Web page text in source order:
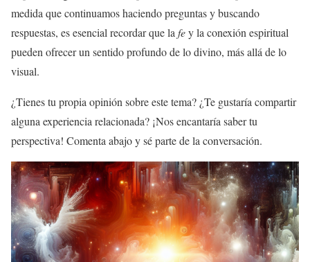
medida que continuamos haciendo preguntas y buscando
respuestas, es esencial recordar que lafey la conexión espiritual
pueden ofrecer un sentido profundo de lo divino, más allá de lo
visual.
¿Tienes tu propia opinión sobre este tema? ¿Te gustaría compartir
alguna experiencia relacionada? ¡Nos encantaría saber tu
perspectiva! Comenta abajo y sé parte de la conversación.